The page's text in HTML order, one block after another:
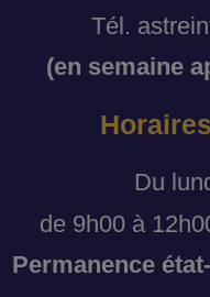
Tél.
(en semaine
Du
de 9h00 à
Permanence